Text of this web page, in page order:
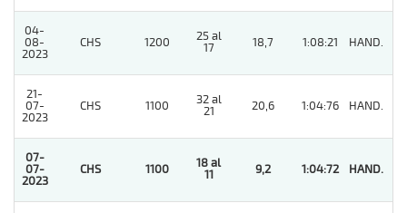
04-
08-
2023
CHS 1200
25 al
17
18,7 1:08:21 HAND.
21-
07-
2023
CHS 1100
32 al
21
20,6 1:04:76 HAND.
07-
07-
2023
CHS 1100
18 al
11
9,2 1:04:72 HAND.